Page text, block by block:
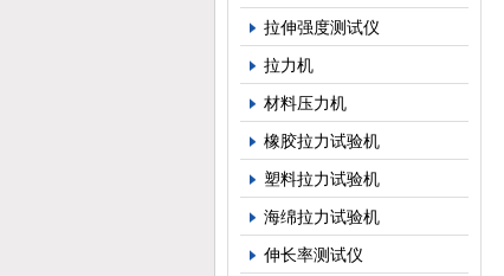
拉伸强度测试仪
拉力机
材料压力机
橡胶拉力试验机
塑料拉力试验机
海绵拉力试验机
伸长率测试仪